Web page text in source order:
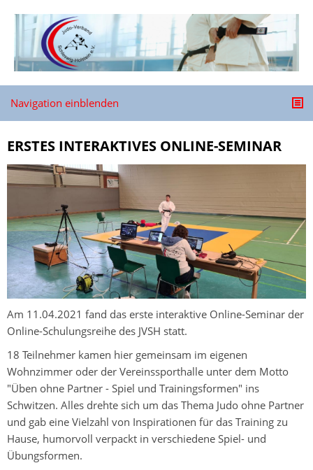
Navigation einblenden
ERSTES INTERAKTIVES ONLINE-SEMINAR
Am 11.04.2021 fand das erste interaktive Online-Seminar der
Online-Schulungsreihe des JVSH statt.
18 Teilnehmer kamen hier gemeinsam im eigenen
Wohnzimmer oder der Vereinssporthalle unter dem Motto
"Üben ohne Partner - Spiel und Trainingsformen" ins
Schwitzen. Alles drehte sich um das Thema Judo ohne Partner
und gab eine Vielzahl von Inspirationen für das Training zu
Hause, humorvoll verpackt in verschiedene Spiel- und
Übungsformen.